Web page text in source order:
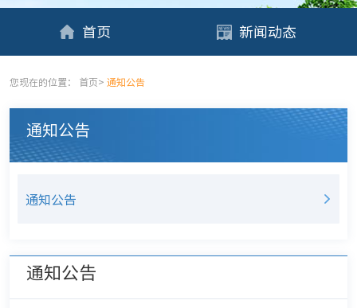
首页 新闻动态
您现在的位置： 首页> 通知公告
通知公告
通知公告
通知公告